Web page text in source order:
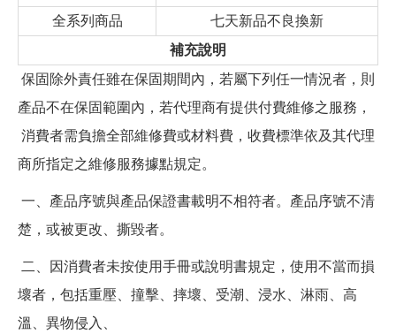
全系列商品
七天新品不良換新
補充說明
保固除外責任雖在保固期間內，若屬下列任一情況者，則
產品不在保固範圍內，若代理商有提供付費維修之服務，
消費者需負擔全部維修費或材料費，收費標準依及其代理
商所指定之維修服務據點規定。
一、產品序號與產品保證書載明不相符者。產品序號不清
楚，或被更改、撕毀者。
二、因消費者未按使用手冊或說明書規定，使用不當而損
壞者，包括重壓、撞擊、摔壞、受潮、浸水、淋雨、高
溫、異物侵入、